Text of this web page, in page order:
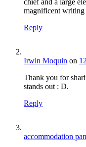
chief and a large
magnificent writing
Reply
Irwin Moquin on
Thank you for
stands out : D.
Reply
accommodation